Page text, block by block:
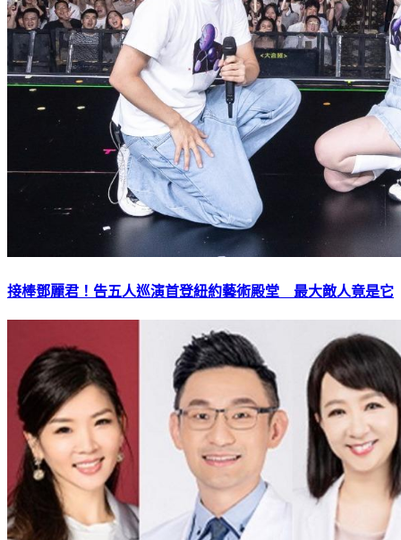
接棒鄧麗君！告五人巡演首登紐約藝術殿堂 最大敵人竟是它